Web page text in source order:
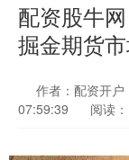
配资股牛
掘金期货
作者：配资开户
07:59:39
阅读